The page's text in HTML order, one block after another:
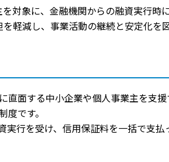
対象に、金融機関からの融資実行
軽減し、事業活動の継続と安定化
面する中小企業や個人事業主を支
です。
実行を受け、信用保証料を一括で支